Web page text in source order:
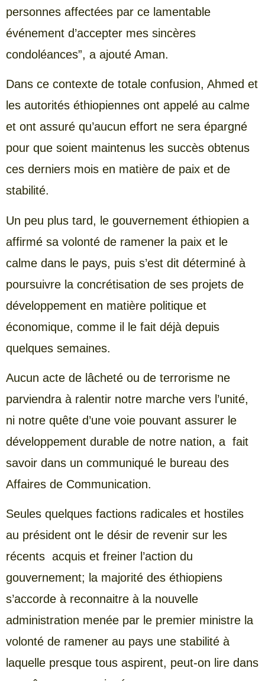
personnes affectées par ce lamentable
événement d’accepter mes sincères
condoléances”, a ajouté Aman.
Dans ce contexte de totale confusion, Ahmed et
les autorités éthiopiennes ont appelé au calme
et ont assuré qu’aucun effort ne sera épargné
pour que soient maintenus les succès obtenus
ces derniers mois en matière de paix et de
stabilité.
Un peu plus tard, le gouvernement éthiopien a
affirmé sa volonté de ramener la paix et le
calme dans le pays, puis s’est dit déterminé à
poursuivre la concrétisation de ses projets de
développement en matière politique et
économique, comme il le fait déjà depuis
quelques semaines.
Aucun acte de lâcheté ou de terrorisme ne
parviendra à ralentir notre marche vers l’unité,
ni notre quête d’une voie pouvant assurer le
développement durable de notre nation, a fait
savoir dans un communiqué le bureau des
Affaires de Communication.
Seules quelques factions radicales et hostiles
au président ont le désir de revenir sur les
récents acquis et freiner l’action du
gouvernement; la majorité des éthiopiens
s’accorde à reconnaitre à la nouvelle
administration menée par le premier ministre la
volonté de ramener au pays une stabilité à
laquelle presque tous aspirent, peut-on lire dans